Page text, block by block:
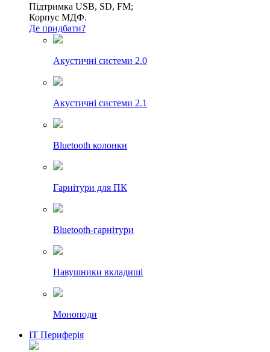
Підтримка USB, SD, FM;
Корпус МДФ.
Де придбати?
Акустичні системи 2.0
Акустичні системи 2.1
Bluetooth колонки
Гарнітури для ПК
Bluetooth-гарнітури
Навушники вкладиші
Моноподи
IT Периферія